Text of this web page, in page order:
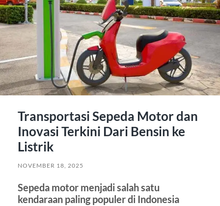
Transportasi Sepeda Motor dan
Inovasi Terkini Dari Bensin ke
Listrik
NOVEMBER 18, 2025
Sepeda motor menjadi salah satu
kendaraan paling populer di Indonesia